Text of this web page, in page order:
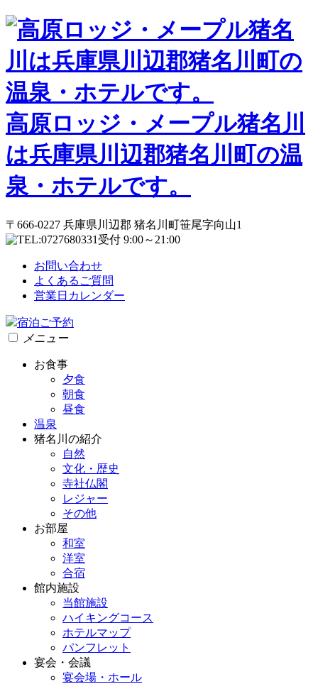
高原ロッジ・メープル猪名川
は兵庫県川辺郡猪名川町の温
泉・ホテルです。
〒666-0227 兵庫県川辺郡 猪名川町笹尾字向山1
受付 9:00～21:00
お問い合わせ
よくあるご質問
営業日カレンダー
宿泊ご予約
メニュー
お食事
夕食
朝食
昼食
温泉
猪名川の紹介
自然
文化・歴史
寺社仏閣
レジャー
その他
お部屋
和室
洋室
合宿
館内施設
当館施設
ハイキングコース
ホテルマップ
パンフレット
宴会・会議
宴会場・ホール